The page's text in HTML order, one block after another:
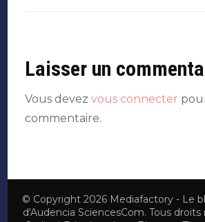
Laisser un
Vous devezvous connecter
commentaire.
© Copyright 2026 Mediafactory - Le
d'Audencia SciencesCom. Tous droits